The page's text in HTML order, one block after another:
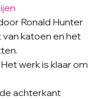
Ronald Hunter
katoen en het
werk is klaar om
achterkant